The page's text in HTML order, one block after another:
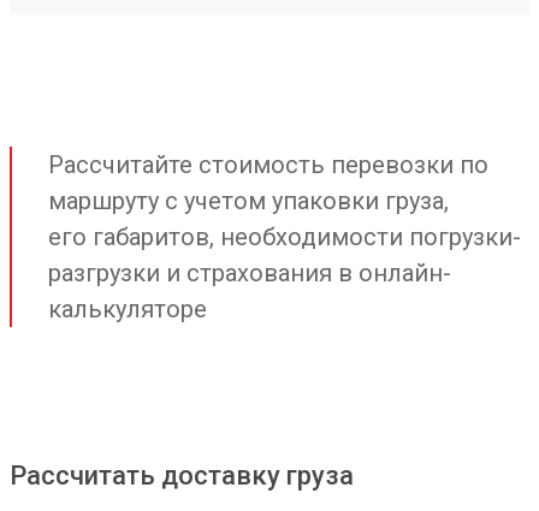
Рассчитайте стоимость перевозки по
маршруту с учетом упаковки груза,
его габаритов, необходимости погрузки-
разгрузки и страхования в онлайн-
калькуляторе
Рассчитать доставку груза